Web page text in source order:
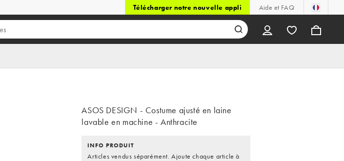
Télécharger notre nouvelle appli Aide et FAQ
ASOS DESIGN - Costume ajusté en laine
lavable en machine - Anthracite
INFO PRODUIT
Articles vendus séparément. Ajoute chaque article à